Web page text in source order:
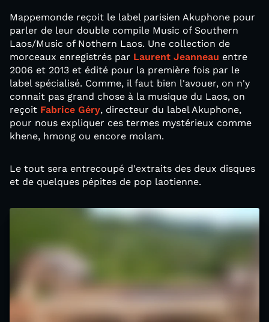
Mappemonde reçoit le label parisien Akuphone pour
parler de leur double compile Music of Southern
Laos/Music of Nothern Laos. Une collection de
morceaux enregistrés par Laurent Jeanneau entre
2006 et 2013 et édité pour la première fois par le
label spécialisé. Comme, il faut bien l'avouer, on n'y
connait pas grand chose à la musique du Laos, on
reçoit Fabrice Géry, directeur du label Akuphone,
pour nous expliquer ces termes mystérieux comme
khene, hmong ou encore molam.
Le tout sera entrecoupé d'extraits des deux disques
et de quelques pépites de pop laotienne.